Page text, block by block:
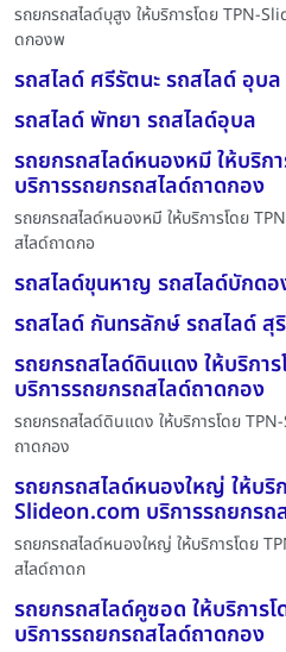
รถยกรถสไลด์บุสูง ให้บริการโดย TPN-
ดกองพ
รถสไลด์ ศรีรัตนะ รถสไลด์ อุบล
รถสไลด์ พัทยา รถสไลด์อุบล
รถยกรถสไลด์หนองหมี ให้บริก
บริการรถยกรถสไลด์ถาดกอง
รถยกรถสไลด์หนองหมี ให้บริการโดย
สไลด์ถาดกอ
รถสไลด์ขุนหาญ รถสไลด์บักดอ
รถสไลด์ กันทรลักษ์ รถสไลด์ สุ
รถยกรถสไลด์ดินแดง ให้บริกา
บริการรถยกรถสไลด์ถาดกอง
รถยกรถสไลด์ดินแดง ให้บริการโดย
ถาดกอง
รถยกรถสไลด์หนองใหญ่ ให้บริ
Slideon.com บริการรถยกรถ
รถยกรถสไลด์หนองใหญ่ ให้บริการโดย
สไลด์ถาดก
รถยกรถสไลด์คูซอด ให้บริการ
บริการรถยกรถสไลด์ถาดกอง